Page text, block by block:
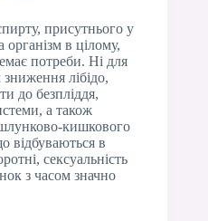
присутнього у
організм в цілому,
потреби. Ні для
лібідо,
до безпліддя,
а також
кишкового
відбуваються в
сексуальність
з часом значно